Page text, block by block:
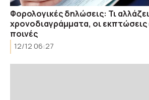
Φορολογικές δηλώσεις: Τι
χρονοδιαγράμματα, οι εκπτώσεις
ποινές
12/12 06:27